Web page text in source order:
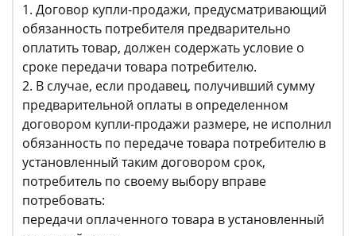
1. Договор купли-продажи, предусматривающий
обязанность потребителя предварительно
оплатить товар, должен содержать условие о
сроке передачи товара потребителю.
2. В случае, если продавец, получивший сумму
предварительной оплаты в определенном
договором купли-продажи размере, не исполнил
обязанность по передаче товара потребителю в
установленный таким договором срок,
потребитель по своему выбору вправе
потребовать:
передачи оплаченного товара в установленный